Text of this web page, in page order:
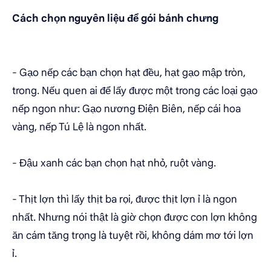
Cách chọn nguyên liệu để gói bánh chưng
- Gạo nếp các bạn chọn hạt đều, hạt gạo mập tròn,
trong. Nếu quen ai để lấy được một trong các loại gạo
nếp ngon như: Gạo nương Điện Biên, nếp cái hoa
vàng, nếp Tú Lệ là ngon nhất.
- Đậu xanh các bạn chọn hạt nhỏ, ruột vàng.
- Thịt lợn thì lấy thịt ba rọi, được thịt lợn ỉ là ngon
nhất. Nhưng nói thật là giờ chọn được con lợn không
ăn cám tăng trọng là tuyệt rồi, không dám mơ tới lợn
ỉ.